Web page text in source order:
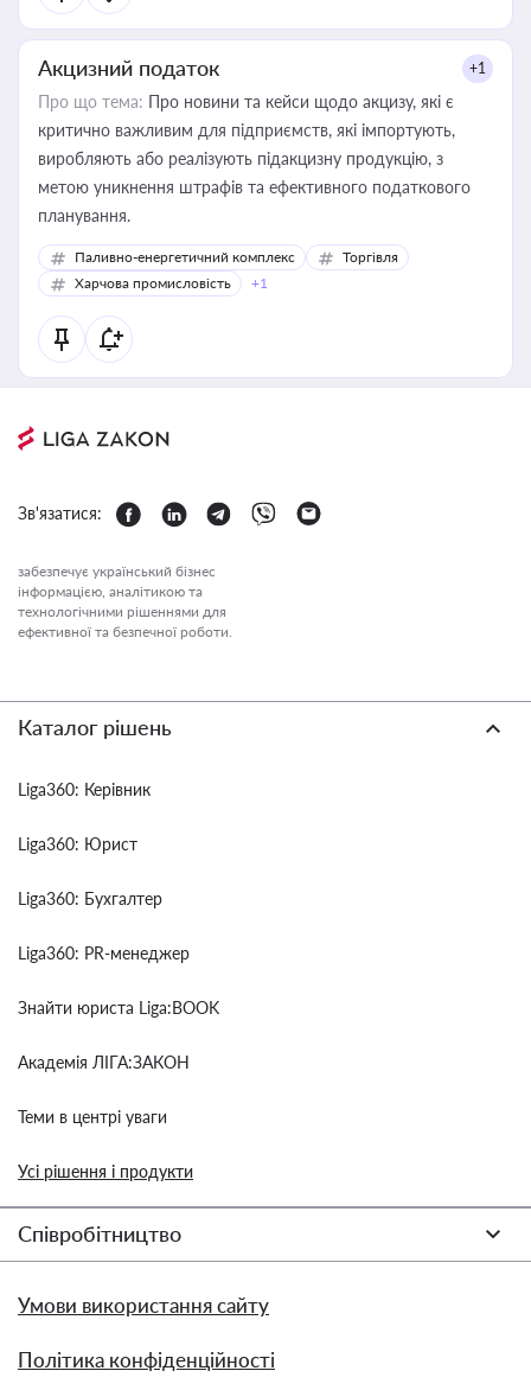
Акцизний податок +1
Про що тема: Про новини та кейси щодо акцизу, які є
критично важливим для підприємств, які імпортують,
виробляють або реалізують підакцизну продукцію, з
метою уникнення штрафів та ефективного податкового
планування.
Паливно-енергетичний комплекс
Торгівля
Харчова промисловість
+1
Зв'язатися:
забезпечує український бізнес
інформацією, аналітикою та
технологічними рішеннями для
ефективної та безпечної роботи.
Каталог рішень
Liga360: Керівник
Liga360: Юрист
Liga360: Бухгалтер
Liga360: PR-менеджер
Знайти юриста Liga:BOOK
Академія ЛІГА:ЗАКОН
Теми в центрі уваги
Усі рішення і продукти
Співробітництво
Умови використання сайту
Політика конфіденційності